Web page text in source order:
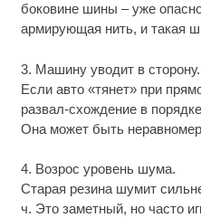
боковине шины – уже
армирующая нить, и такая
3. Машину уводит в сторону.
Если авто «тянет» при
развал-схождение в
Она может быть
4. Возрос уровень шума.
Старая резина шумит
ч. Это заметный, но часто